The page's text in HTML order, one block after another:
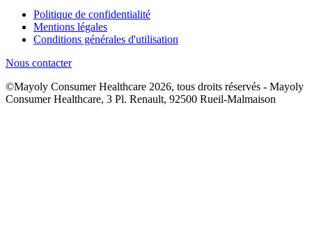
Politique de confidentialité
Mentions légales
Conditions générales d'utilisation
Nous contacter
©Mayoly Consumer Healthcare 2026, tous droits réservés - Mayoly
Consumer Healthcare, 3 Pl. Renault, 92500 Rueil-Malmaison